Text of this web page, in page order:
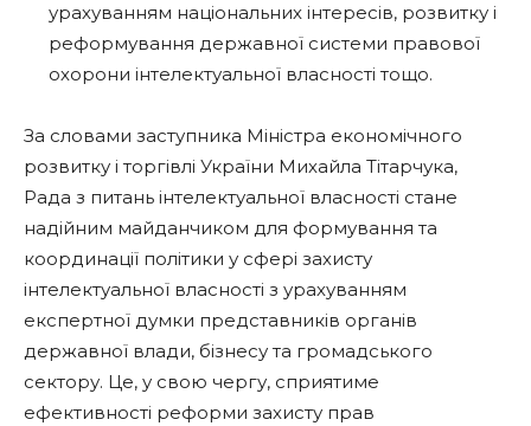
урахуванням національних інтересів, розвитку і
реформування державної системи правової
охорони інтелектуальної власності тощо.
За словами заступника Міністра економічного
розвитку і торгівлі України Михайла Тітарчука,
Рада з питань інтелектуальної власності стане
надійним майданчиком для формування та
координації політики у сфері захисту
інтелектуальної власності з урахуванням
експертної думки представників органів
державної влади, бізнесу та громадського
сектору. Це, у свою чергу, сприятиме
ефективності реформи захисту прав